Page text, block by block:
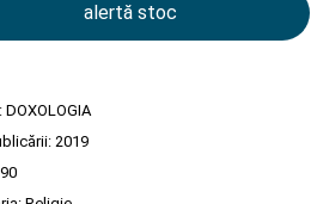
alertă stoc
DOXOLOGIA
2019
90